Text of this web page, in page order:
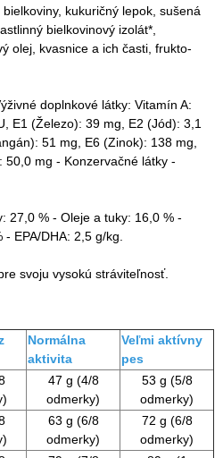
kukuričný lepok, sušená
bielkovinový izolát*,
olej, kvasnice a ich časti, frukto-
doplnkové látky: Vitamín A:
E1 (Železo): 39 mg, E2 (Jód): 3,1
51 mg, E6 (Zinok): 138 mg,
mg - Konzervačné látky -
27,0 % - Oleje a tuky: 16,0 % -
EPA/DHA: 2,5 g/kg.
svoju vysokú stráviteľnosť.
Normálna
aktivita
Veľmi aktívny
pes
47 g (4/8
odmerky)
53 g (5/8
odmerky)
63 g (6/8
odmerky)
72 g (6/8
odmerky)